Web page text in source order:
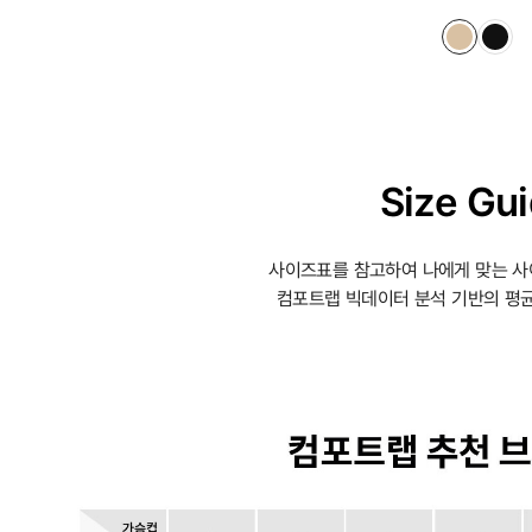
Size
사이즈표를 참고하여 나에게 맞는
컴포트랩 빅데이터 분석 기반의 평